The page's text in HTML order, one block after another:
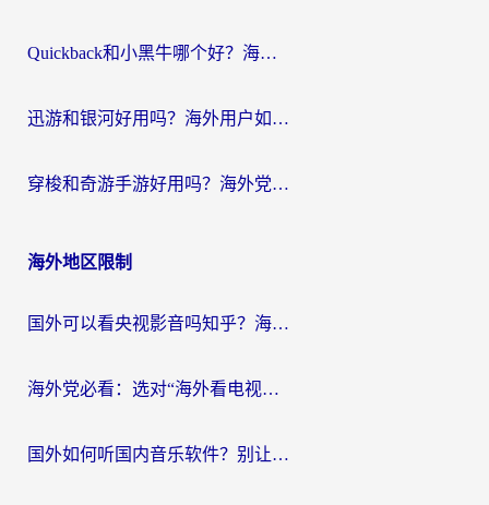
Quickback和小黑牛哪个好？海外党亲测指南，选对回国加速器秒回国内
迅游和银河好用吗？海外用户如何选择回国加速器实现无缝访问国内资源
穿梭和奇游手游好用吗？海外党亲测3款回国加速器，附蜜蜂加速器七天试用攻略
海外地区限制
国外可以看央视影音吗知乎？海外党亲测有效的回国加速方案
海外党必看：选对“海外看电视剧软件”，再也不用愁国内剧刷不了
国外如何听国内音乐软件？别让地域限制，断了你的中文歌单